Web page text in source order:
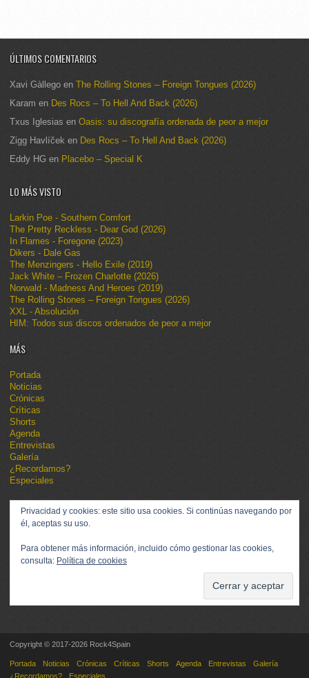
ÚLTIMOS COMENTARIOS
Xavi Gàllego en The Rolling Stones – Foreign Tongues (2026)
Karam en Des Rocs – To Hell And Back (2026)
Txus Iglesias en Oasis: su discografía ordenada de peor a mejor
Zigg Havlíček en Des Rocs – To Hell And Back (2026)
Eddy HG en Placebo – Special K
LO MÁS VISTO
Larkin Poe - Southern Comfort
The Pretty Reckless - Dear God (2026)
In Flames - Foregone (2023)
Dikers - Dale Gas
The Menzingers - Hello Exile (2019)
Jack White – Frozen Charlotte (2026)
Norwald - Madness And Heroes (2019)
The Rolling Stones – Foreign Tongues (2026)
XXL - Absolución
HIM: Todos sus discos ordenados de peor a mejor
MÁS
Portada
Noticias
Crónicas
Críticas
Shorts
Agenda
Entrevistas
Galería
¿Recordamos?
Especiales
Privacidad y cookies: este sitio usa cookies. Si continúas navegando por
él, aceptas su uso.
Para obtener más información, incluido cómo gestionar las cookies,
consulta: Política de cookies
Copyright © 2017-2026 Rock4Spain
Portada Noticias Crónicas Críticas Shorts Agenda Entrevistas
Galería
¿Recordamos?
Especiales